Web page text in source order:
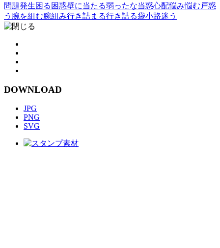
問題発生困る 困惑壁に当たる弱ったな当惑心配悩み悩む 戸惑
う 腕を組む腕組み行き詰まる行き詰る袋小路迷う
DOWNLOAD
JPG
PNG
SVG